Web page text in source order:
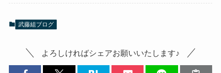
武藤組ブログ
よろしければシェアお願いいたします♪